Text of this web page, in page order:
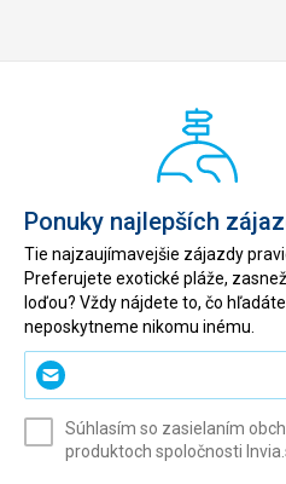
Ponuky najlepších
Tie najzaujímavejšie zájazdy
Preferujete exotické pláže,
loďou? Vždy nájdete to, čo
neposkytneme nikomu inému.
Zadajte
svoj
(povinné)
Súhlasím so zasielaním
produktoch spoločnosti